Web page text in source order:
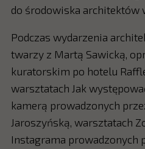
do środowiska architektów
Podczas wydarzenia
twarzy z Martą Sawicką,
kuratorskim po hotelu
warsztatach Jak
kamerą prowadzonych
Jaroszyńską, warsztatach
Instagrama prowadzonych